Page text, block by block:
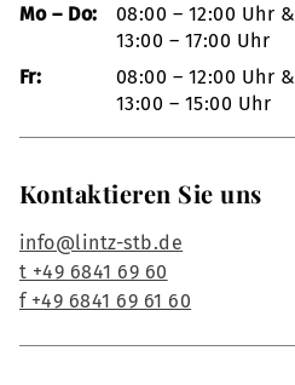
Mo – Do:
08:00 – 12:00 Uhr &
13:00 – 17:00 Uhr
Fr:
08:00 – 12:00 Uhr &
13:00 – 15:00 Uhr
Kontaktieren Sie uns
info@lintz-stb.de
t +49 6841 69 60
f +49 6841 69 61 60